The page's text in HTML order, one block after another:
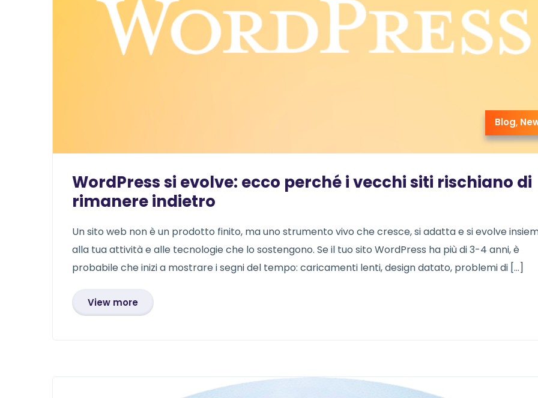
Blog,
WordPress si evolve: ecco perché i vecchi siti rischiano di
rimanere indietro
Un sito web non è un prodotto finito, ma uno strumento vivo che cresce, si adatta e si evolve
alla tua attività e alle tecnologie che lo sostengono. Se il tuo sito WordPress ha più di 3-4 anni, è
probabile che inizi a mostrare i segni del tempo: caricamenti lenti, design datato, problemi di […]
View more